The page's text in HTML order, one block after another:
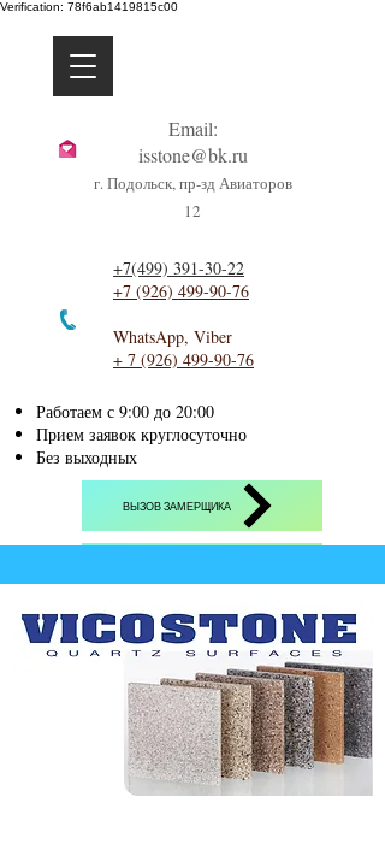
Verification: 78f6ab1419815c00
Email:
isstone@bk.ru
г. Подольск, пр-зд Авиаторов
12
+7(499) 391-30-22
+7 (926) 499-90-76
WhatsApp, Viber
+ 7 (926) 499-90-76
Работаем с 9:00 до 20:00
Прием заявок круглосуточно
Без выходных
ВЫЗОВ ЗАМЕРЩИКА